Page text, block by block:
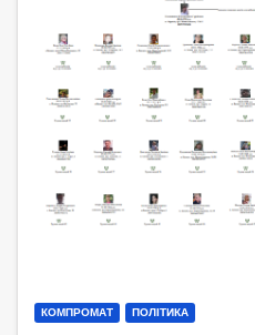
КОМПРОМАТ ПОЛІТИКА